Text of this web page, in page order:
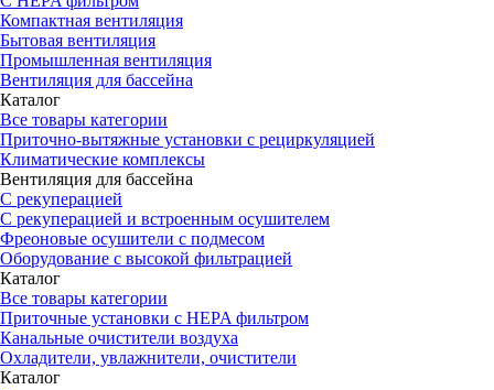
Компактная вентиляция
Бытовая вентиляция
Промышленная вентиляция
Вентиляция для бассейна
Каталог
Все товары категории
Приточно-вытяжные установки с рециркуляцией
Климатические комплексы
Вентиляция для бассейна
С рекуперацией
С рекуперацией и встроенным осушителем
Фреоновые осушители с подмесом
Оборудование с высокой фильтрацией
Каталог
Все товары категории
Приточные установки c HEPA фильтром
Канальные очистители воздуха
Охладители, увлажнители, очистители
Каталог